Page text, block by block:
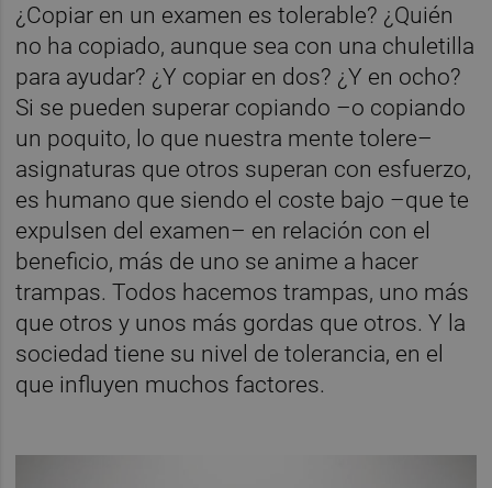
¿Copiar en un examen es tolerable? ¿Quién
no ha copiado, aunque sea con una chuletilla
para ayudar? ¿Y copiar en dos? ¿Y en ocho?
Si se pueden superar copiando –o copiando
un poquito, lo que nuestra mente tolere–
asignaturas que otros superan con esfuerzo,
es humano que siendo el coste bajo –que te
expulsen del examen– en relación con el
beneficio, más de uno se anime a hacer
trampas. Todos hacemos trampas, uno más
que otros y unos más gordas que otros. Y la
sociedad tiene su nivel de tolerancia, en el
que influyen muchos factores.